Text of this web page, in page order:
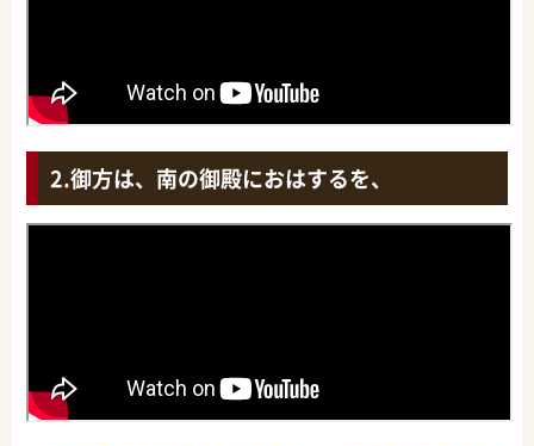
御方は、南の御殿におはするを、